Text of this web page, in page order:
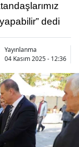
dedi
Yayınlanma
04 Kasım 2025 - 12:36